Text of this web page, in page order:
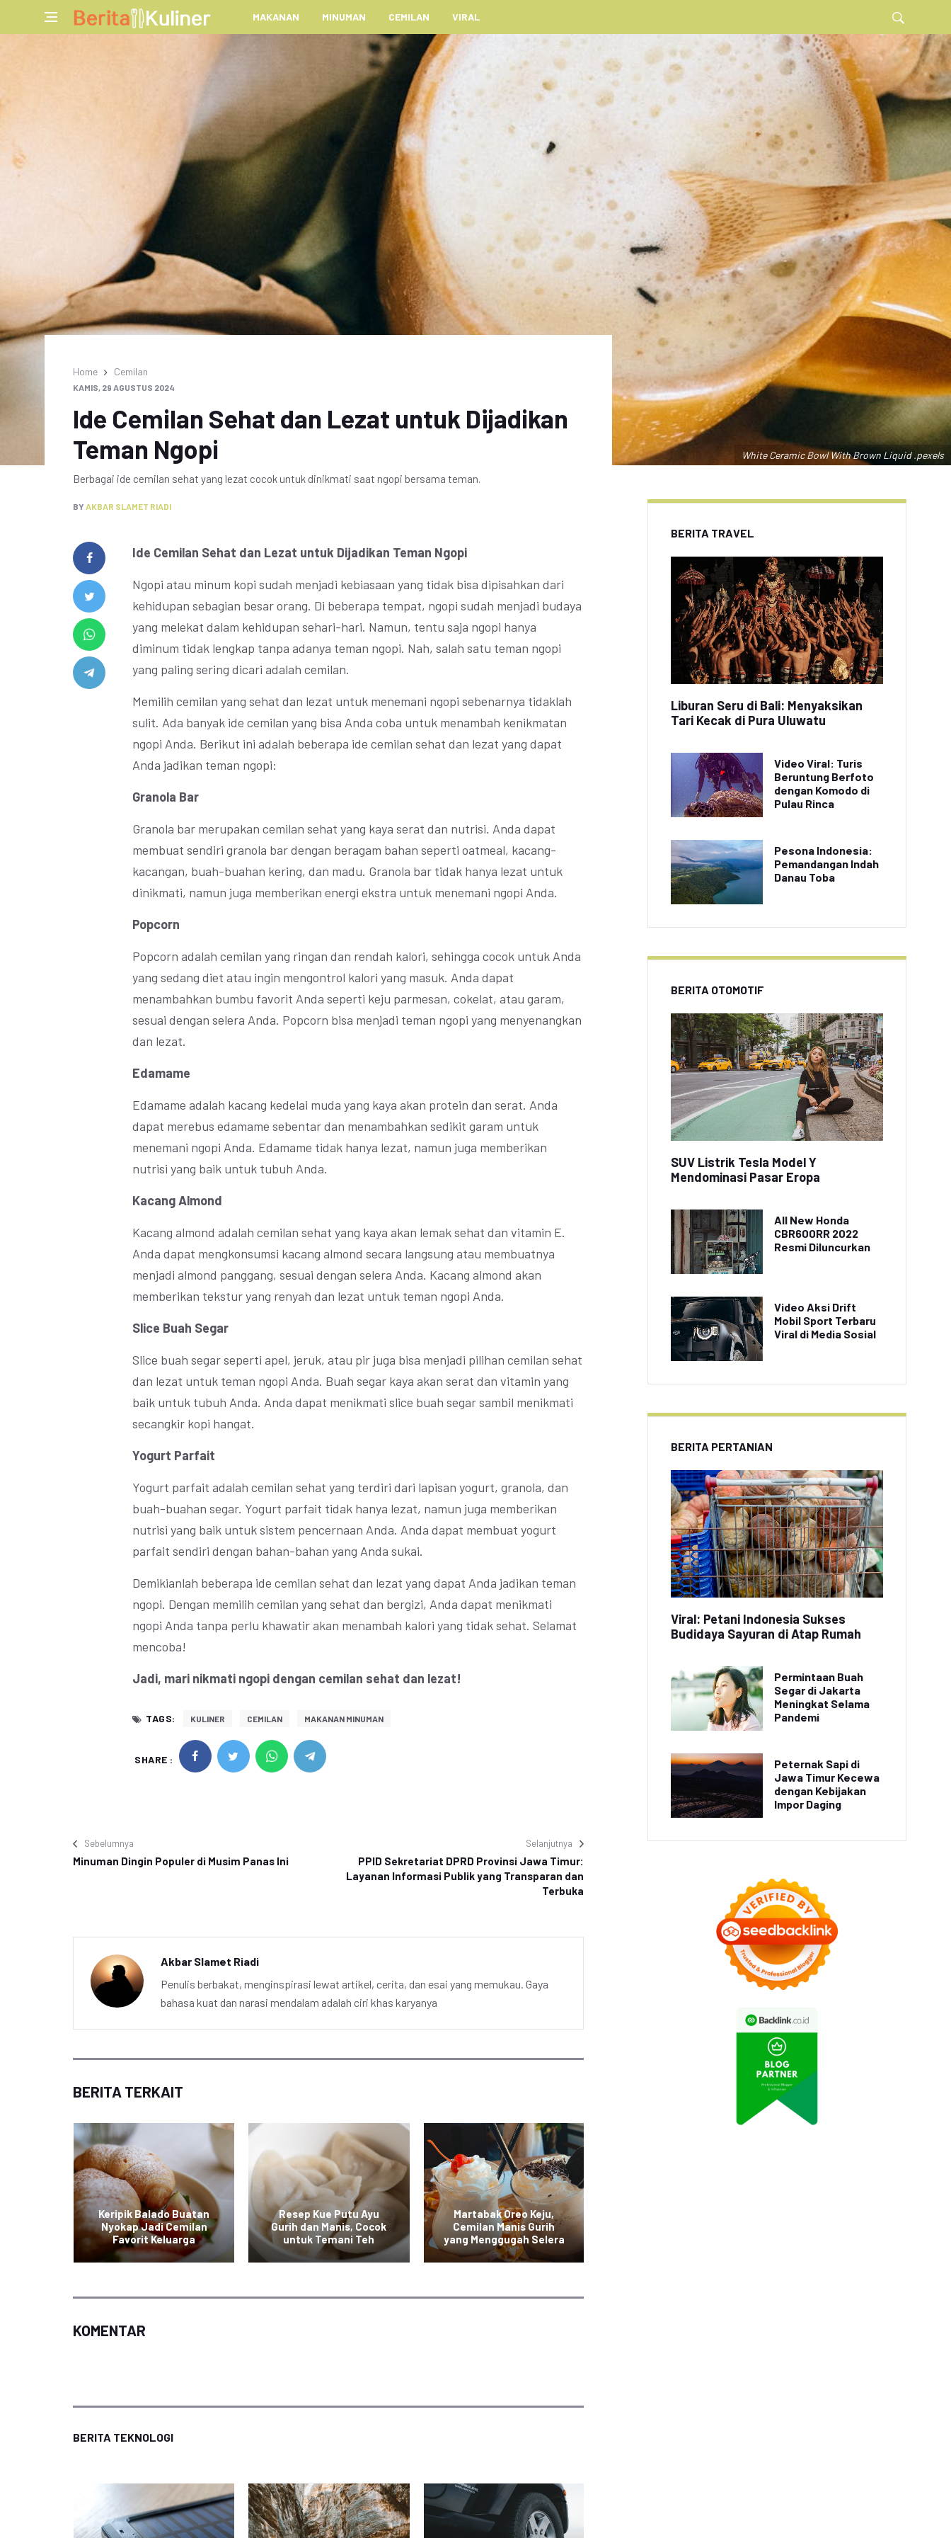
MAKANAN MINUMAN CEMILAN VIRAL
White Ceramic Bowl With Brown Liquid .pexels
Home Cemilan
KAMIS, 29 AGUSTUS 2024
Ide Cemilan Sehat dan Lezat untuk Dijadikan
Teman Ngopi
Berbagai ide cemilan sehat yang lezat cocok untuk dinikmati saat ngopi bersama teman.
BY AKBAR SLAMET RIADI
Ide Cemilan Sehat dan Lezat untuk Dijadikan Teman Ngopi
Ngopi atau minum kopi sudah menjadi kebiasaan yang tidak bisa dipisahkan dari
kehidupan sebagian besar orang. Di beberapa tempat, ngopi sudah menjadi budaya
yang melekat dalam kehidupan sehari-hari. Namun, tentu saja ngopi hanya
diminum tidak lengkap tanpa adanya teman ngopi. Nah, salah satu teman ngopi
yang paling sering dicari adalah cemilan.
Memilih cemilan yang sehat dan lezat untuk menemani ngopi sebenarnya tidaklah
sulit. Ada banyak ide cemilan yang bisa Anda coba untuk menambah kenikmatan
ngopi Anda. Berikut ini adalah beberapa ide cemilan sehat dan lezat yang dapat
Anda jadikan teman ngopi:
Granola Bar
Granola bar merupakan cemilan sehat yang kaya serat dan nutrisi. Anda dapat
membuat sendiri granola bar dengan beragam bahan seperti oatmeal, kacang-
kacangan, buah-buahan kering, dan madu. Granola bar tidak hanya lezat untuk
dinikmati, namun juga memberikan energi ekstra untuk menemani ngopi Anda.
Popcorn
Popcorn adalah cemilan yang ringan dan rendah kalori, sehingga cocok untuk Anda
yang sedang diet atau ingin mengontrol kalori yang masuk. Anda dapat
menambahkan bumbu favorit Anda seperti keju parmesan, cokelat, atau garam,
sesuai dengan selera Anda. Popcorn bisa menjadi teman ngopi yang menyenangkan
dan lezat.
Edamame
Edamame adalah kacang kedelai muda yang kaya akan protein dan serat. Anda
dapat merebus edamame sebentar dan menambahkan sedikit garam untuk
menemani ngopi Anda. Edamame tidak hanya lezat, namun juga memberikan
nutrisi yang baik untuk tubuh Anda.
Kacang Almond
Kacang almond adalah cemilan sehat yang kaya akan lemak sehat dan vitamin E.
Anda dapat mengkonsumsi kacang almond secara langsung atau membuatnya
menjadi almond panggang, sesuai dengan selera Anda. Kacang almond akan
memberikan tekstur yang renyah dan lezat untuk teman ngopi Anda.
Slice Buah Segar
Slice buah segar seperti apel, jeruk, atau pir juga bisa menjadi pilihan cemilan sehat
dan lezat untuk teman ngopi Anda. Buah segar kaya akan serat dan vitamin yang
baik untuk tubuh Anda. Anda dapat menikmati slice buah segar sambil menikmati
secangkir kopi hangat.
Yogurt Parfait
Yogurt parfait adalah cemilan sehat yang terdiri dari lapisan yogurt, granola, dan
buah-buahan segar. Yogurt parfait tidak hanya lezat, namun juga memberikan
nutrisi yang baik untuk sistem pencernaan Anda. Anda dapat membuat yogurt
parfait sendiri dengan bahan-bahan yang Anda sukai.
Demikianlah beberapa ide cemilan sehat dan lezat yang dapat Anda jadikan teman
ngopi. Dengan memilih cemilan yang sehat dan bergizi, Anda dapat menikmati
ngopi Anda tanpa perlu khawatir akan menambah kalori yang tidak sehat. Selamat
mencoba!
Jadi, mari nikmati ngopi dengan cemilan sehat dan lezat!
TAGS: KULINER CEMILAN MAKANAN MINUMAN
SHARE :
Sebelumnya
Minuman Dingin Populer di Musim Panas Ini
Selanjutnya
PPID Sekretariat DPRD Provinsi Jawa Timur:
Layanan Informasi Publik yang Transparan dan
Terbuka
Akbar Slamet Riadi
Penulis berbakat, menginspirasi lewat artikel, cerita, dan esai yang memukau. Gaya
bahasa kuat dan narasi mendalam adalah ciri khas karyanya
BERITA TERKAIT
Keripik Balado Buatan
Nyokap Jadi Cemilan
Favorit Keluarga
Resep Kue Putu Ayu
Gurih dan Manis, Cocok
untuk Temani Teh
Martabak Oreo Keju,
Cemilan Manis Gurih
yang Menggugah Selera
KOMENTAR
BERITA TEKNOLOGI
BERITA TRAVEL
Liburan Seru di Bali: Menyaksikan
Tari Kecak di Pura Uluwatu
Video Viral: Turis
Beruntung Berfoto
dengan Komodo di
Pulau Rinca
Pesona Indonesia:
Pemandangan Indah
Danau Toba
BERITA OTOMOTIF
SUV Listrik Tesla Model Y
Mendominasi Pasar Eropa
All New Honda
CBR600RR 2022
Resmi Diluncurkan
Video Aksi Drift
Mobil Sport Terbaru
Viral di Media Sosial
BERITA PERTANIAN
Viral: Petani Indonesia Sukses
Budidaya Sayuran di Atap Rumah
Permintaan Buah
Segar di Jakarta
Meningkat Selama
Pandemi
Peternak Sapi di
Jawa Timur Kecewa
dengan Kebijakan
Impor Daging